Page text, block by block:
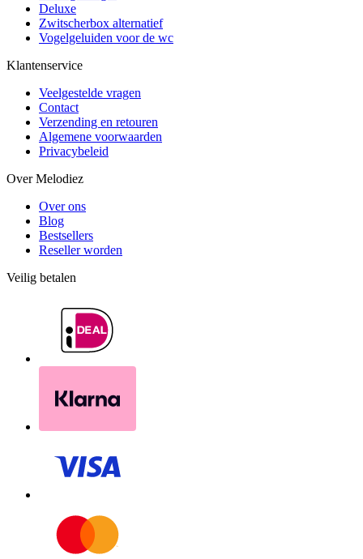
Deluxe
Zwitscherbox alternatief
Vogelgeluiden voor de wc
Klantenservice
Veelgestelde vragen
Contact
Verzending en retouren
Algemene voorwaarden
Privacybeleid
Over Melodiez
Over ons
Blog
Bestsellers
Reseller worden
Veilig betalen